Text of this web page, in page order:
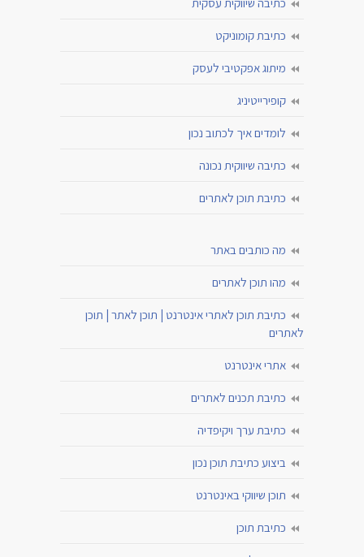
כתיבה שיווקית עסקית
כתיבת קומוניקט
מיתוג אפקטיבי לעסק
קופירייטיניג
לומדים איך לכתוב נכון
כתיבה שיווקית נכונה
כתיבת תוכן לאתרים
מה כותבים באתר
מהו תוכן לאתרים
כתיבת תוכן לאתרי אינטרנט | תוכן לאתר | תוכן
לאתרים
אתרי אינטרנט
כתיבת תכנים לאתרים
כתיבת ערך ויקיפדיה
ביצוע כתיבת תוכן נכון
תוכן שיווקי באינטרנט
כתיבת תוכן